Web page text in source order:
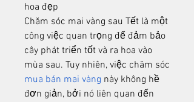
hoa đẹp
Chăm sóc mai vàng sau Tết là một
công việc quan trọng để đảm bảo
cây phát triển tốt và ra hoa vào
mua bán mai vàng này không hề
đơn giản, bởi nó liên quan đến